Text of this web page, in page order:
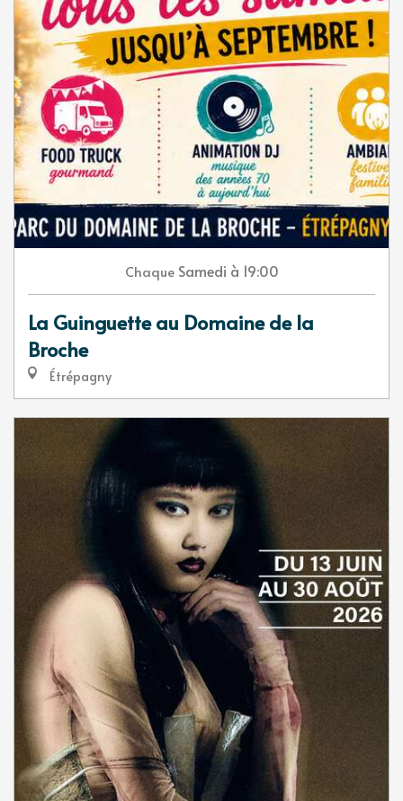
Chaque Samedi à 19:00
La Guinguette au Domaine de la
Broche
Étrépagny